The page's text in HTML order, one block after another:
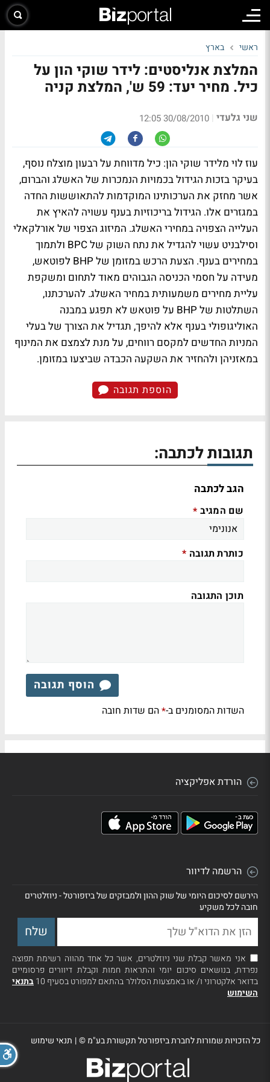
ראשי בארץ
המלצת אנליסטים: לידר שוקי הון על
כיל. מחיר יעד: 59 ש', המלצת קניה
שני גלעדי |
30/08/2010 12:05
עוז לוי מלידר שוקי הון: כיל מדווחת על רבעון מוצלח נוסף,
בעיקר בזכות הגידול בכמויות הנמכרות של האשלג והברום,
אשר מחזק את הערכותינו המוקדמות להתאוששות החדה
במגזרים אלו. הגידול בריכוזיות בענף עשויה להאיץ את
העלייה הצפויה במחירי האשלג. המיזוג הצפוי של אורלקאלי
וסילבניט עשוי להגדיל את נתח השוק של BPC ולתמוך
במחירים בענף. הצעת הרכש במזומן של BHP לפוטאש,
מעידה על חסמי הכניסה הגבוהים מאוד לתחום ומשקפת
עליית מחירים משמעותית במחיר האשלג. להערכתנו,
השתלטות של BHP על פוטאש לא תפגע במבנה
האוליגופולי בענף אלא להיפך, תגדיל את הצורך של בעלי
המניות החדשים למקסם רווחים, על מנת לצמצם את המינוף
במאזניהן ולהחזיר את השקעה הכבדה שביצעו במזומן.
הוספת תגובה
תגובות לכתבה:
הגב לכתבה
שם המגיב *
כותרת תגובה *
תוכן התגובה
הוסף תגובה
השדות המסומנים ב-*הם שדות חובה
הורדת אפליקציה
הרשמה לדיוור
הירשם לסיכום היומי של שוק ההון ולמבזקים של ביזפורטל - ניוזלטרים
חובה לכל משקיע
אני מאשר קבלת שני ניוזלטרים, אשר כל אחד מהווה רשימת תפוצה
נפרדת, בנושאים סיכום יומי והתראות חמות וקבלת דיוורים פרסומיים
בדואר אלקטרוני ו/ או באמצעות הסלולר בהתאם למפורט בסעיף 10
בתנאי
השימוש
כל הזכויות שמורות לחברת ביזפורטל תקשורת בע"מ ©| תנאי שימוש